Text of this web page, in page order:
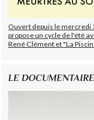
Ouvert depuis le mercredi
propose un cycle de l'été
René Clément et "La
LE